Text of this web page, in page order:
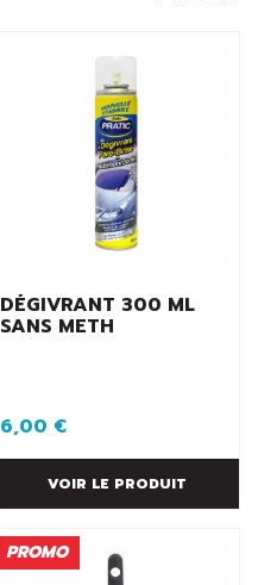
DÉGIVRANT 300 ML
SANS METH
6,00 €
VOIR LE PRODUIT
PROMO